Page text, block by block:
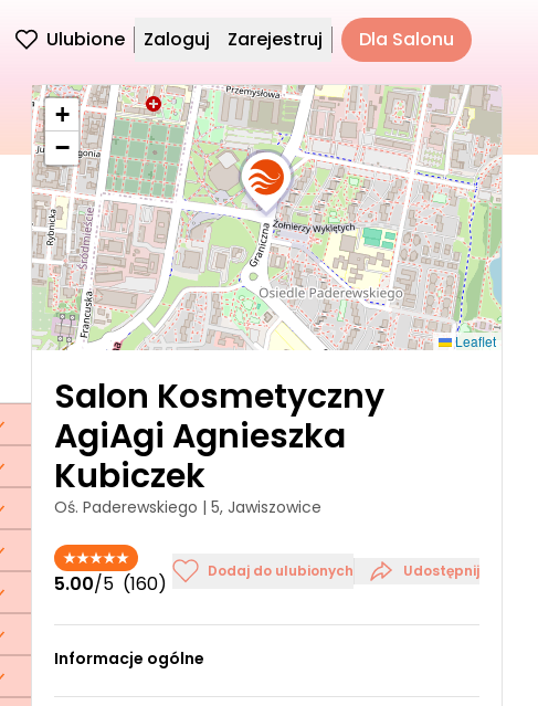
Ulubione Zaloguj Zarejestruj Dla Salonu
+
−
Leaflet
Salon Kosmetyczny
AgiAgi Agnieszka
Kubiczek
Oś. Paderewskiego | 5, Jawiszowice
5.00/5 (160)
Dodaj do ulubionych Udostępnij
Informacje ogólne